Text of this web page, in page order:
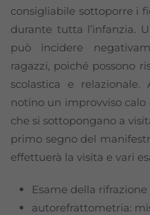
consigliabile sottoporre i
durante tutta l’infanzia.
può incidere
ragazzi, poiché possono
scolastica e
notino un improvviso
che si sottopongano a
primo segno del
effettuerà la visita e vari
Esame della rifrazione
autorefrattometria: